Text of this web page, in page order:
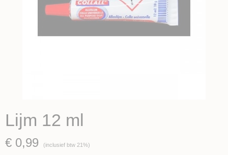
Lijm 12 ml
€ 0,99 (inclusief btw 21%)